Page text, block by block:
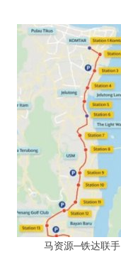
马资源─铁达联